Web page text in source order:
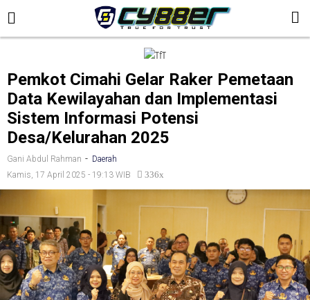
CYBER88.CO.ID
MANCANEGARA
NASIONAL
HUKRIM
PERISTIWA
VIRAL
SOSIAL
TNI/POLRI
POLITIK
Pemkot Cimahi Gelar Raker Pemetaan
Data Kewilayahan dan Implementasi
Sistem Informasi Potensi
Desa/Kelurahan 2025
Gani Abdul Rahman - Daerah
Kamis, 17 April 2025 - 19:13 WIB
336x